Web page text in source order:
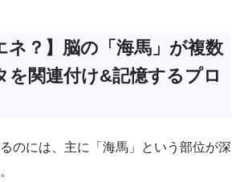
ネ？】脳の「海馬」が複数
を関連付け&記憶するプロ
のには、主に「海馬」という部位が深